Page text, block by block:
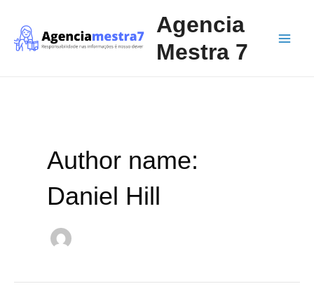
para
Agencia
Mestra 7
Author name:
Daniel Hill
de
post